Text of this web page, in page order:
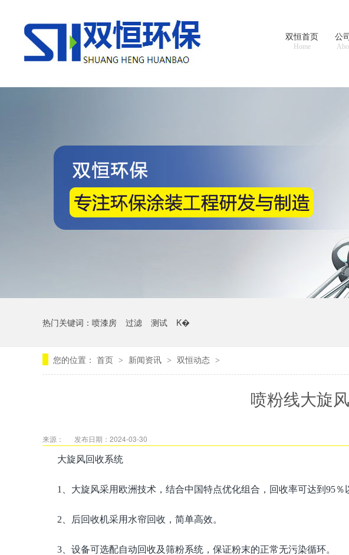
双恒首页
Home
公
热门关键词： 喷漆房 过滤 测试 K�
您的位置： 首页 > 新闻资讯 > 双恒动态 >
喷粉线大旋
来源： 发布日期：2024-03-30
大旋风回收系统
1、大旋风采用欧洲技术，结合中国特点优化组合，回收率可达到95％
2、后回收机采用水帘回收，简单高效。
3、设备可选配自动回收及筛粉系统，保证粉末的正常无污染循环。